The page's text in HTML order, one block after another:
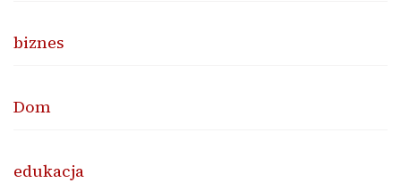
biznes
Dom
edukacja